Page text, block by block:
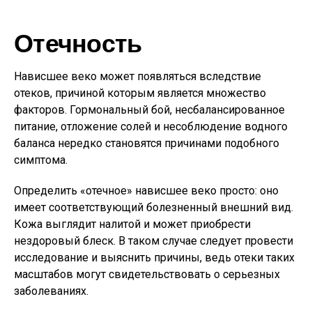
Отечность
Нависшее веко может появляться вследствие
отеков, причиной которым является множество
факторов. Гормональный бой, несбалансированное
питание, отложение солей и несоблюдение водного
баланса нередко становятся причинами подобного
симптома.
Определить «отечное» нависшее веко просто: оно
имеет соответствующий болезненный внешний вид.
Кожа выглядит налитой и может приобрести
нездоровый блеск. В таком случае следует провести
исследование и выяснить причины, ведь отеки таких
масштабов могут свидетельствовать о серьезных
заболеваниях.